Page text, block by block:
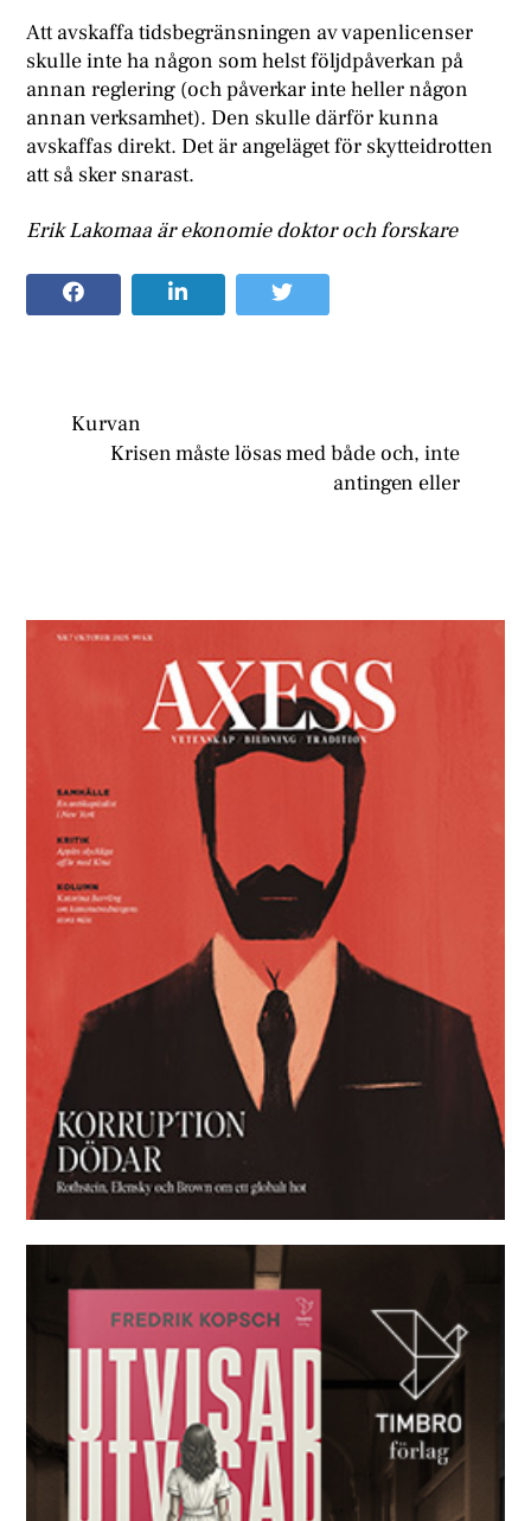
Att avskaffa tidsbegränsningen av vapenlicenser
skulle inte ha någon som helst följdpåverkan på
annan reglering (och påverkar inte heller någon
annan verksamhet). Den skulle därför kunna
avskaffas direkt. Det är angeläget för skytteidrotten
att så sker snarast.
Erik Lakomaa är ekonomie doktor och forskare
Kurvan
Krisen måste lösas med både och, inte
antingen eller